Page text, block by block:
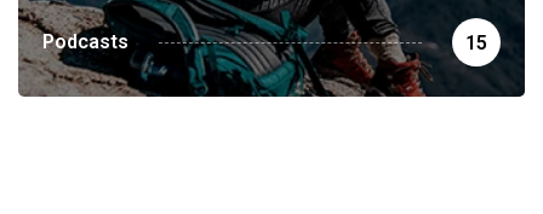
Podcasts 15